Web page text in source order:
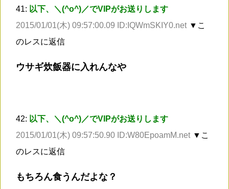
41: 以下、＼(^o^)／でVIPがお送りします
2015/01/01(木) 09:57:00.09 ID:IQWmSKIY0.net ▼こ
のレスに返信
ウサギ炊飯器に入れんなや
42: 以下、＼(^o^)／でVIPがお送りします
2015/01/01(木) 09:57:50.90 ID:W80EpoamM.net ▼こ
のレスに返信
もちろん食うんだよな？